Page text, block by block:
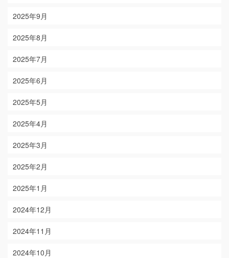
2025年9月
2025年8月
2025年7月
2025年6月
2025年5月
2025年4月
2025年3月
2025年2月
2025年1月
2024年12月
2024年11月
2024年10月